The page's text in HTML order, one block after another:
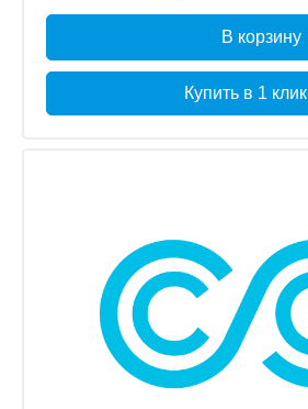
В корзину
Купить в 1 клик